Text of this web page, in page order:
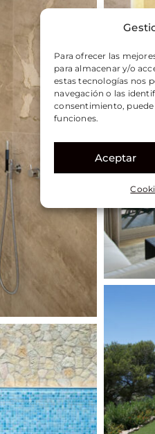
Para ofrecer las
para almacenar y/o
estas tecnologías nos
navegación o las
consentimiento,
funciones.
Aceptar